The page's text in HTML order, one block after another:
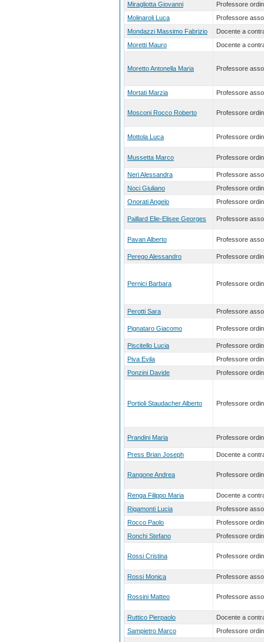
Miragliotta Giovanni
Professore
Molinaroli Luca
Professore
Mondazzi Massimo Fabrizio
Docente a
Moretti Mauro
Docente a
Moretto Antonella Maria Professore
Mortati Marzia Professore
Mosconi Rocco Roberto Professore
Mottola Luca Professore
Mussetta Marco Professore
Neri Alessandra
Professore
Noci Giuliano
Professore
Onorati Angelo
Professore
Paillard Elie-Elisee Georges Professore
Pavan Alberto Professore
Perego Alessandro Professore
Pernici Barbara Professore
Perotti Sara Professore
Pignataro Giacomo Professore
Piscitello Lucia
Professore
Piva Evila
Professore
Ponzini Davide
Professore
Portioli Staudacher Alberto Professore
Prandini Maria Professore
Press Brian Joseph Docente a
Rangone Andrea Professore
Renga Filippo Maria
Docente a
Rigamonti Lucia
Professore
Rocco Paolo
Professore
Ronchi Stefano
Professore
Rossi Cristina Professore
Rossi Monica Professore
Rossini Matteo Professore
Ruttico Pierpaolo
Docente a
Sampietro Marco
Professore